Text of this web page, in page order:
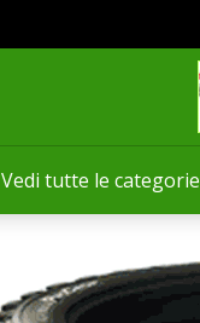
Vedi tutte le categorie